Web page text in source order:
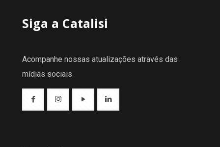
Siga a Catalisi
Acompanhe nossas atualizações através das
mídias sociais